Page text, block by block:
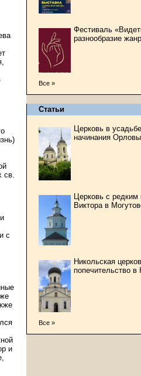
св.
с
и
Фестиваль
разнообразие
Все »
Статьи
Церковь в
начинания
Церковь с
Виктора в
Никольская
попечительство
Все »